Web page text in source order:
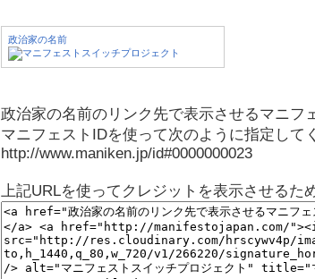
政治家の名前
政治家の名前のリンク先で表示させるマニフ
マニフェストIDを使って次のように指定して
http://www.maniken.jp/id#0000000023
上記URLを使ってクレジットを表示させるた